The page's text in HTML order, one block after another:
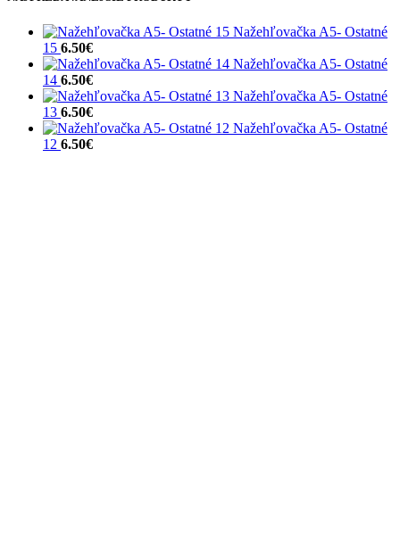
Nažehľovačka A5- Ostatné
15 6.50€
Nažehľovačka A5- Ostatné
14 6.50€
Nažehľovačka A5- Ostatné
13 6.50€
Nažehľovačka A5- Ostatné
12 6.50€